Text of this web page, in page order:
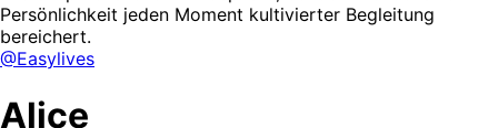
Persönlichkeit jeden Moment kultivierter Begleitung
bereichert.
@Easylives
Alice